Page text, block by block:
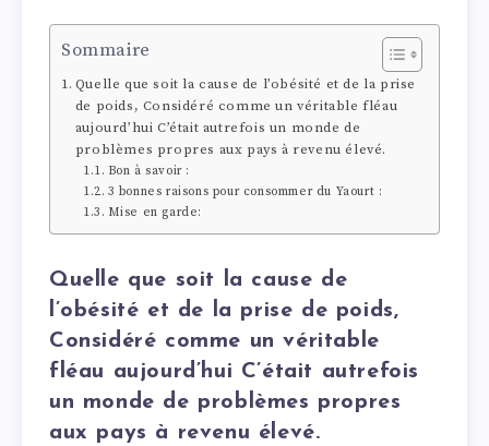
Sommaire
Quelle que soit la cause de l’obésité et de la prise
de poids, Considéré comme un véritable fléau
aujourd’hui C’était autrefois un monde de
problèmes propres aux pays à revenu élevé.
Bon à savoir :
3 bonnes raisons pour consommer du Yaourt :
Mise en garde:
Quelle que soit la cause de
l’obésité et de la prise de poids,
Considéré comme un véritable
fléau aujourd’hui C’était autrefois
un monde de problèmes propres
aux pays à revenu élevé.